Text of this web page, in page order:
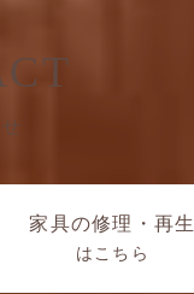
家具の修理・再生
はこちら